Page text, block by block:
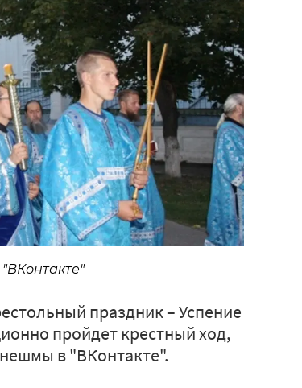
праздник – Успение
пройдет крестный ход,
в "ВКонтакте".